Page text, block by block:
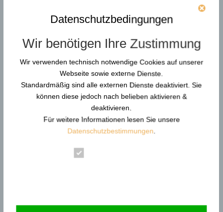
Erfahrung in Risiko-Bereichen. Entwickler der
mit moderner Neurowissenschaft verbindet.
Spezialisiert auf Behörden,...
Durchsuchen…
Neue Artikel
Gewaltschutzkoordinator in KRITIS: Resilienz und
Gewaltprävention
Datenschutzbedingungen
Wir benötigen Ihre Zustimmung
Wir verwenden technisch notwendige Cookies auf unserer
Webseite sowie externe Dienste.
Standardmäßig sind alle externen Dienste deaktiviert. Sie
können diese jedoch nach belieben aktivieren &
deaktivieren.
Für weitere Informationen lesen Sie unsere
Datenschutzbestimmungen.